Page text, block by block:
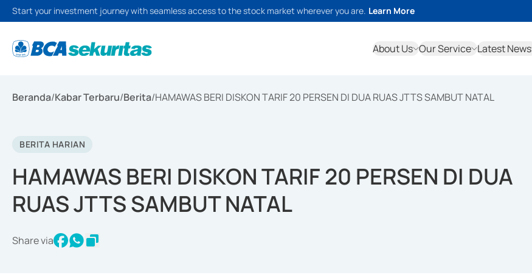
Start your investment journey with seamless access to the stock market wherever you are. Learn More
About Us Our Service Latest News
Beranda/Kabar Terbaru/Berita/HAMAWAS BERI DISKON TARIF 20 PERSEN DI DUA RUAS JTTS SAMBUT NATAL
BERITA HARIAN
HAMAWAS BERI DISKON TARIF 20 PERSEN DI DUA
RUAS JTTS SAMBUT NATAL
Share via